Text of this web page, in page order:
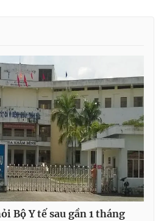
Bộ Y tế sau gần 1 tháng